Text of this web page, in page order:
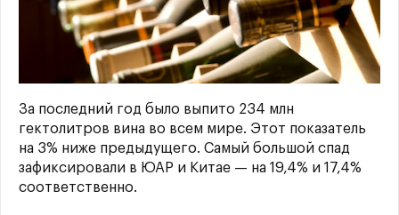
За последний год было выпито 234 млн
гектолитров вина во всем мире. Этот показатель
на 3% ниже предыдущего. Самый большой спад
зафиксировали в ЮАР и Китае — на 19,4% и 17,4%
соответственно.